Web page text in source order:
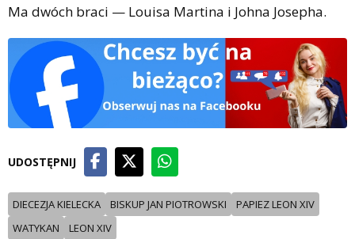
Ma dwóch braci — Louisa Martina i Johna Josepha.
UDOSTĘPNIJ
DIECEZJA KIELECKA BISKUP JAN PIOTROWSKI
PAPIEZ LEON XIV
WATYKAN
LEON XIV